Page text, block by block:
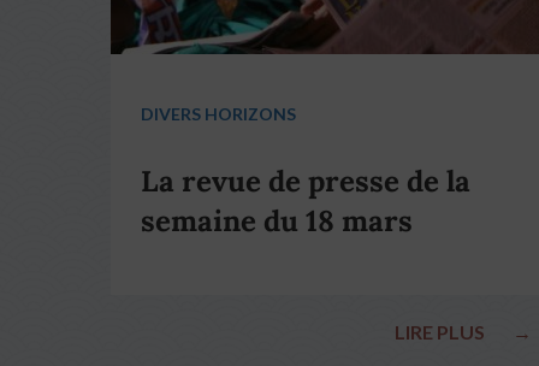
DIVERS HORIZONS
La revue de presse de la
semaine du 18 mars
LIRE PLUS →